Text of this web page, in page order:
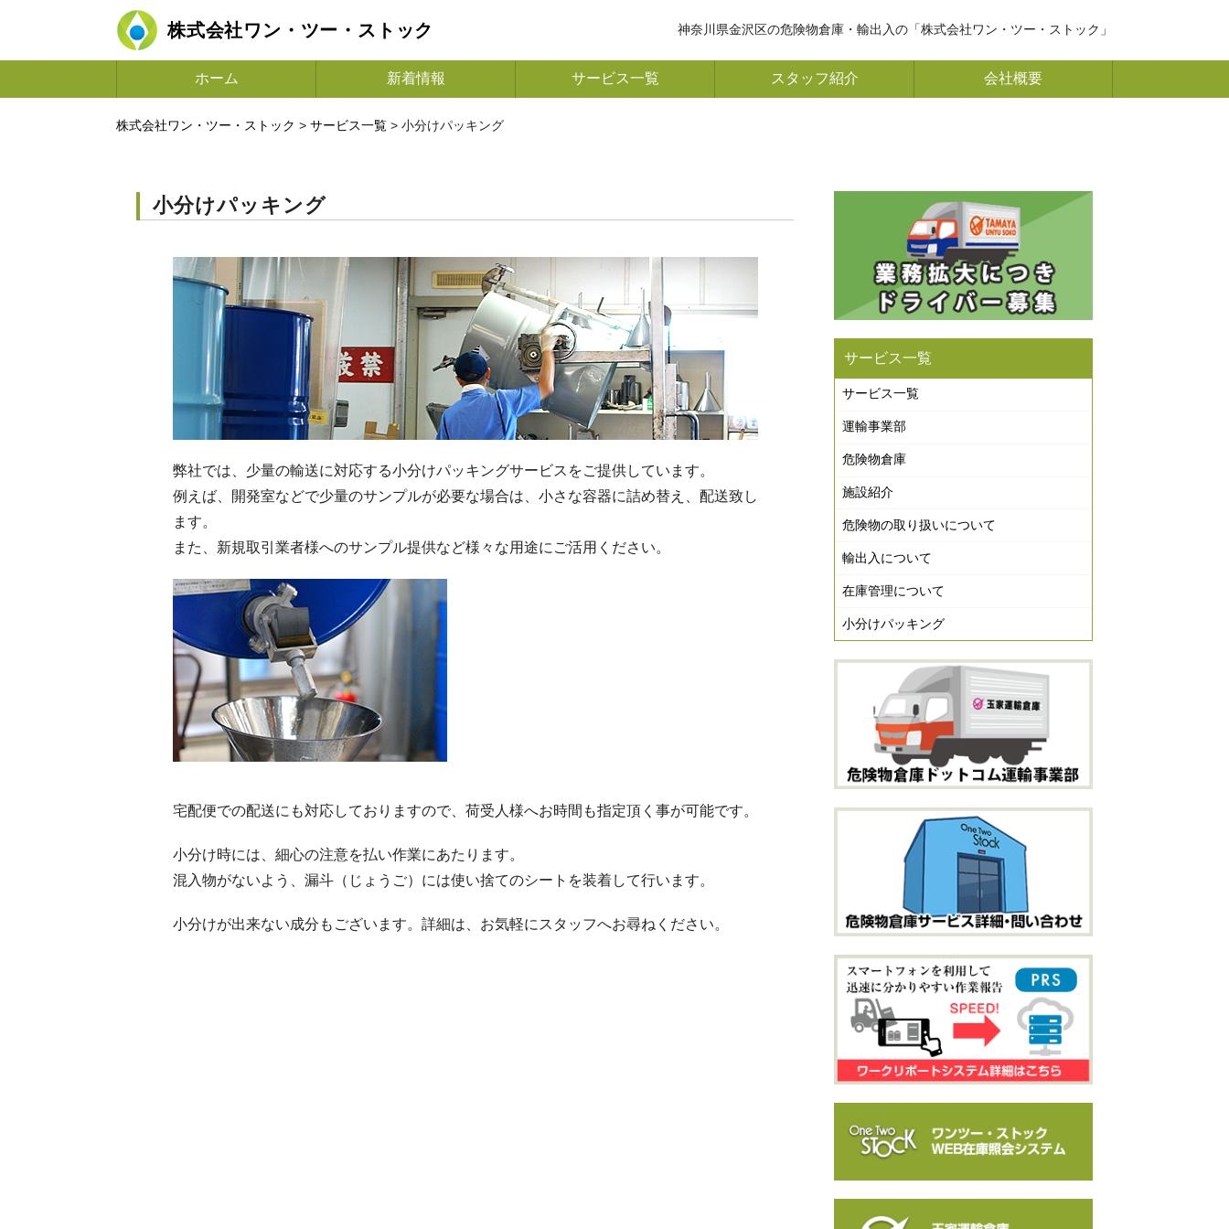
株式会社ワン・ツー・ストック 神奈川県金沢区の危険物倉庫・輸出入の「株式会社ワン・ツー・ストック」
ホーム 新着情報 サービス一覧 スタッフ紹介 会社概要
株式会社ワン・ツー・ストック > サービス一覧 > 小分けパッキング
小分けパッキング
弊社では、少量の輸送に対応する小分けパッキングサービスをご提供しています。
例えば、開発室などで少量のサンプルが必要な場合は、小さな容器に詰め替え、配送致し
ます。
また、新規取引業者様へのサンプル提供など様々な用途にご活用ください。
宅配便での配送にも対応しておりますので、荷受人様へお時間も指定頂く事が可能です。
小分け時には、細心の注意を払い作業にあたります。
混入物がないよう、漏斗（じょうご）には使い捨てのシートを装着して行います。
小分けが出来ない成分もございます。詳細は、お気軽にスタッフへお尋ねください。
サービス一覧
サービス一覧
運輸事業部
危険物倉庫
施設紹介
危険物の取り扱いについて
輸出入について
在庫管理について
小分けパッキング